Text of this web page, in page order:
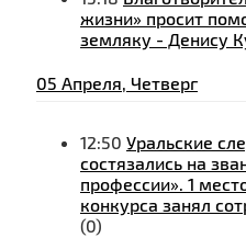
жизни» просит
земляку - Денису
05 Апреля, Четверг
12:50 Уральские
состязались на
профессии». 1
конкурса занял
(0)